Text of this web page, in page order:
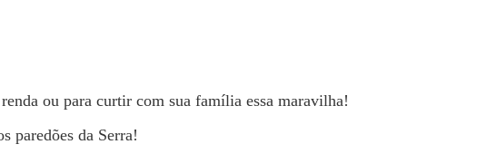
ou para curtir com sua família essa maravilha!
paredões da Serra!